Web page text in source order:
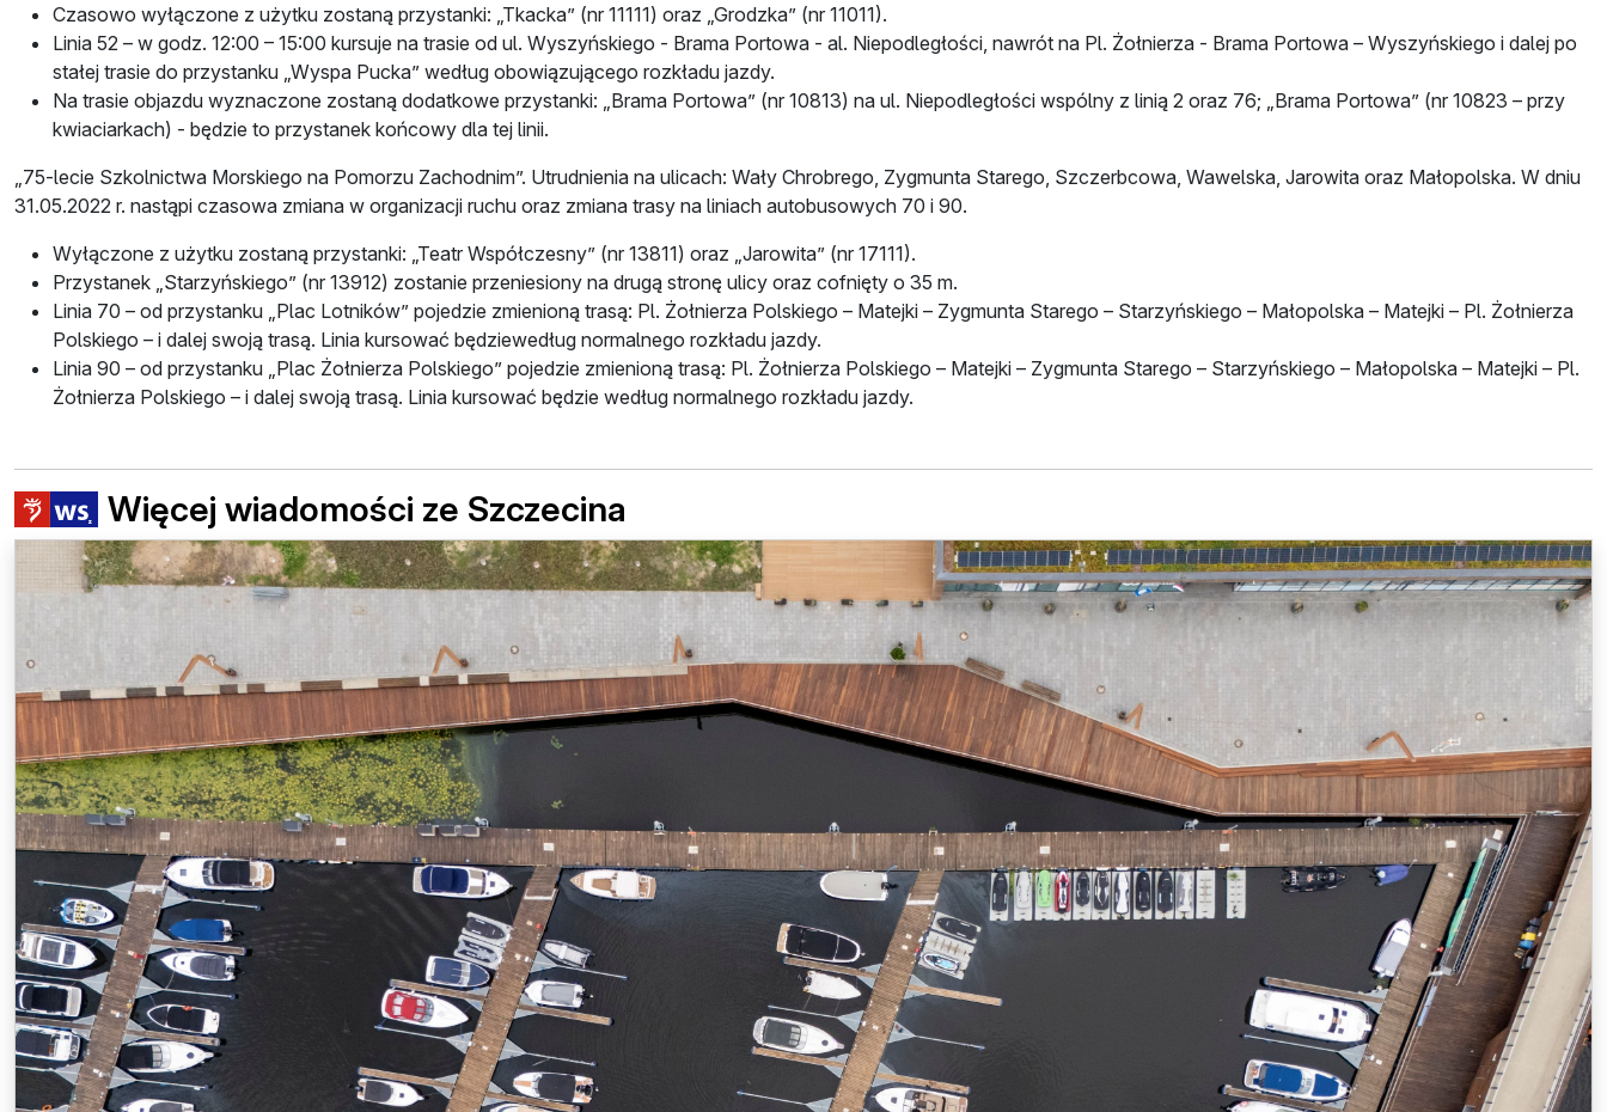
Czasowo wyłączone z użytku zostaną przystanki: „Tkacka” (nr 11111) oraz „Grodzka” (nr 11011).
Linia 52 – w godz. 12:00 – 15:00 kursuje na trasie od ul. Wyszyńskiego - Brama Portowa - al. Niepodległości, nawrót na Pl. Żołnierza - Brama Portowa – Wyszyńskiego i dalej po
stałej trasie do przystanku „Wyspa Pucka” według obowiązującego rozkładu jazdy.
Na trasie objazdu wyznaczone zostaną dodatkowe przystanki: „Brama Portowa” (nr 10813) na ul. Niepodległości wspólny z linią 2 oraz 76; „Brama Portowa” (nr 10823 – przy
kwiaciarkach) - będzie to przystanek końcowy dla tej linii.
„75-lecie Szkolnictwa Morskiego na Pomorzu Zachodnim”. Utrudnienia na ulicach: Wały Chrobrego, Zygmunta Starego, Szczerbcowa, Wawelska, Jarowita oraz Małopolska. W dniu
31.05.2022 r. nastąpi czasowa zmiana w organizacji ruchu oraz zmiana trasy na liniach autobusowych 70 i 90.
Wyłączone z użytku zostaną przystanki: „Teatr Współczesny” (nr 13811) oraz „Jarowita” (nr 17111).
Przystanek „Starzyńskiego” (nr 13912) zostanie przeniesiony na drugą stronę ulicy oraz cofnięty o 35 m.
Linia 70 – od przystanku „Plac Lotników” pojedzie zmienioną trasą: Pl. Żołnierza Polskiego – Matejki – Zygmunta Starego – Starzyńskiego – Małopolska – Matejki – Pl. Żołnierza
Polskiego – i dalej swoją trasą. Linia kursować będziewedług normalnego rozkładu jazdy.
Linia 90 – od przystanku „Plac Żołnierza Polskiego” pojedzie zmienioną trasą: Pl. Żołnierza Polskiego – Matejki – Zygmunta Starego – Starzyńskiego – Małopolska – Matejki – Pl.
Żołnierza Polskiego – i dalej swoją trasą. Linia kursować będzie według normalnego rozkładu jazdy.
Więcej wiadomości ze Szczecina